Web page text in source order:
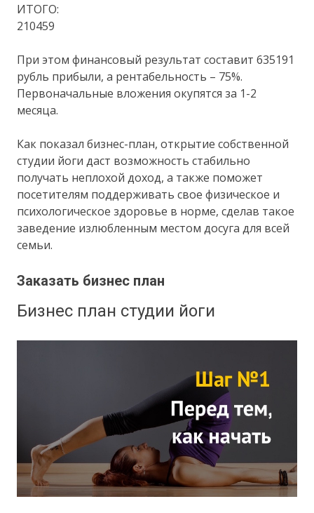
ИТОГО:
210459
При этом финансовый результат составит 635191
рубль прибыли, а рентабельность – 75%.
Первоначальные вложения окупятся за 1-2
месяца.
Как показал бизнес-план, открытие собственной
студии йоги даст возможность стабильно
получать неплохой доход, а также поможет
посетителям поддерживать свое физическое и
психологическое здоровье в норме, сделав такое
заведение излюбленным местом досуга для всей
семьи.
Заказать бизнес план
Бизнес план студии йоги